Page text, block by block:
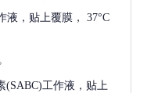
液，贴上覆膜， 37°C
(SABC)工作液，贴上